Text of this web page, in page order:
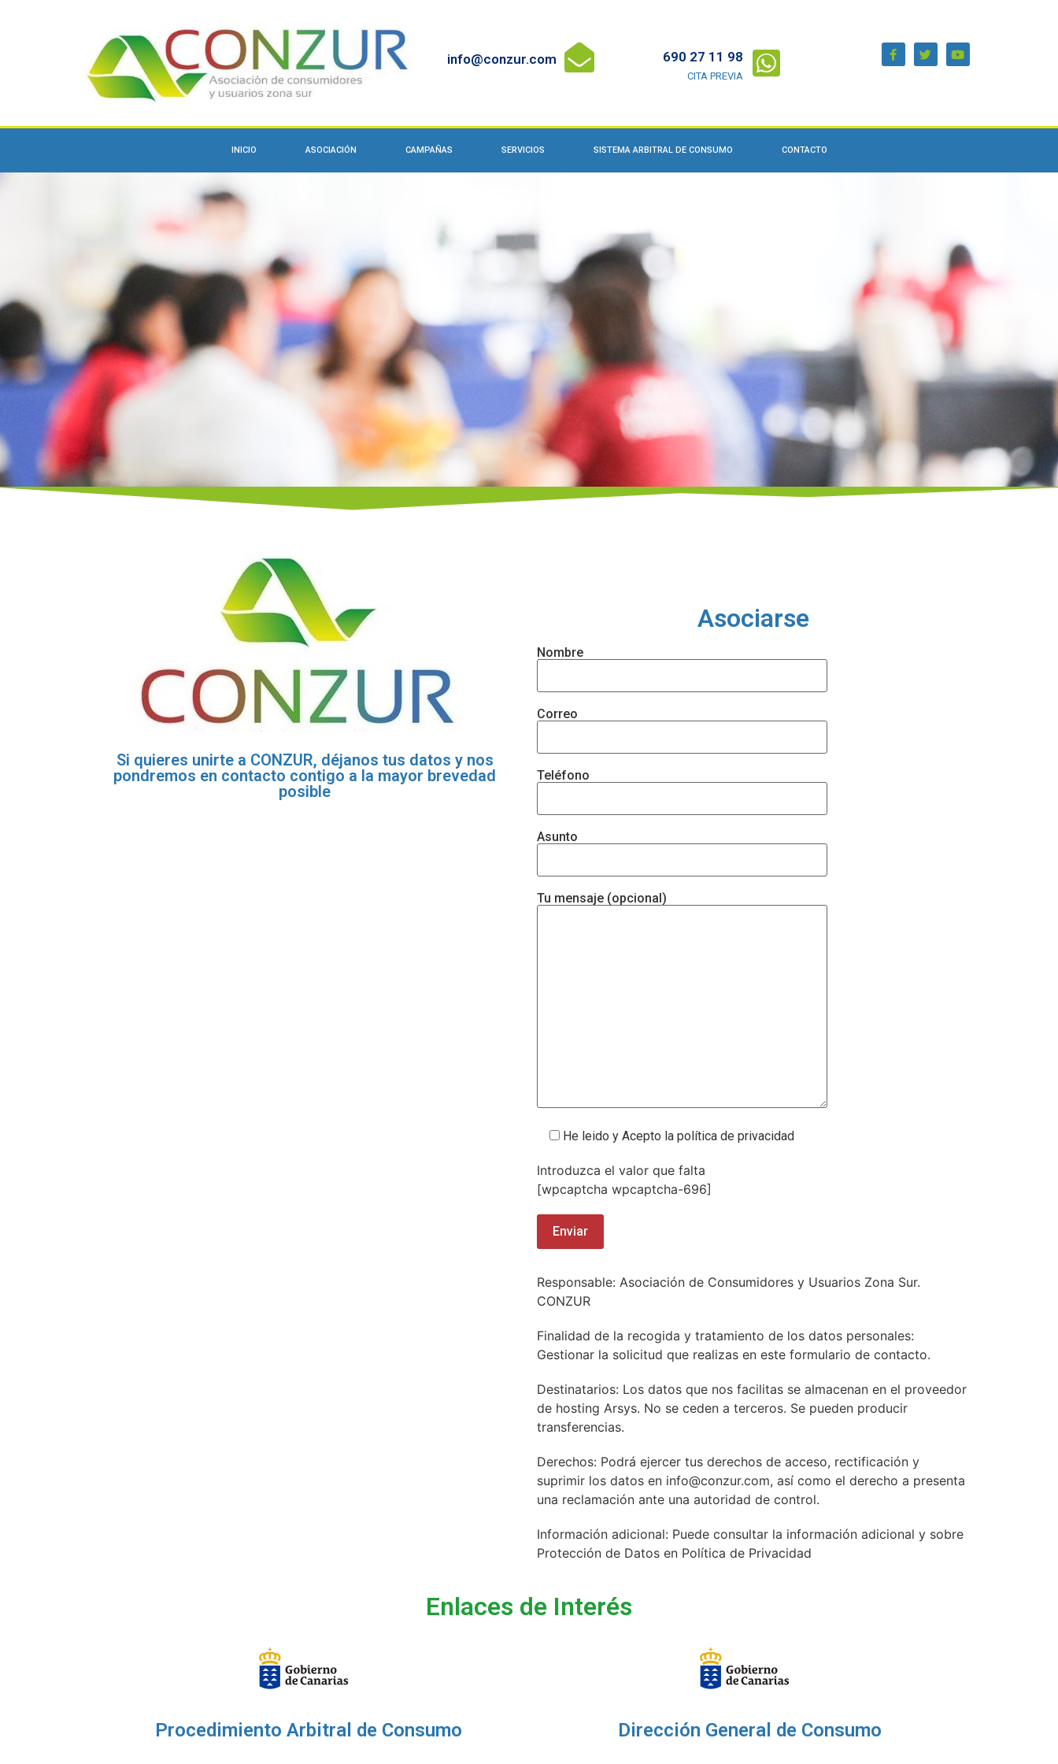
info@conzur.com 690 27 11 98
CITA PREVIA
INICIO ASOCIACIÓN CAMPAÑAS SERVICIOS SISTEMA ARBITRAL DE CONSUMO CONTACTO
Si quieres unirte a CONZUR, déjanos tus datos y nos
pondremos en contacto contigo a la mayor brevedad
posible
Asociarse
Nombre
Correo
Teléfono
Asunto
Tu mensaje (opcional)
He leido y Acepto la política de privacidad
Introduzca el valor que falta
[wpcaptcha wpcaptcha-696]
Responsable: Asociación de Consumidores y Usuarios Zona Sur.
CONZUR
Finalidad de la recogida y tratamiento de los datos personales:
Gestionar la solicitud que realizas en este formulario de contacto.
Destinatarios: Los datos que nos facilitas se almacenan en el proveedor
de hosting Arsys. No se ceden a terceros. Se pueden producir
transferencias.
Derechos: Podrá ejercer tus derechos de acceso, rectificación y
suprimir los datos en info@conzur.com, así como el derecho a presenta
una reclamación ante una autoridad de control.
Información adicional: Puede consultar la información adicional y sobre
Protección de Datos en Política de Privacidad
Enlaces de Interés
Procedimiento Arbitral de Consumo Dirección General de Consumo